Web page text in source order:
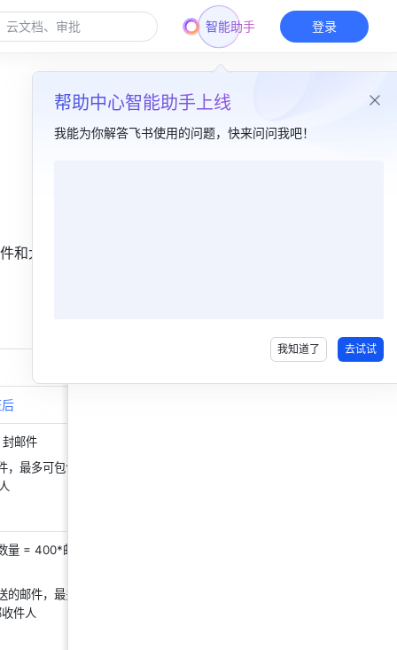
智能助手
帮助中心智能助手上线
我能为你解答飞书使用的问题，快来问问我吧！
我知道了 去试试
登录
和大量
邮件
，最多可包含
量 = 400*邮箱
的邮件，最多可
件人